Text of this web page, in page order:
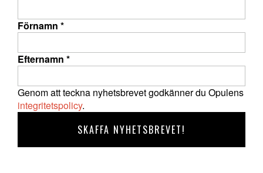
Förnamn *
Efternamn *
Genom att teckna nyhetsbrevet godkänner du Opulens
integritetspolicy.